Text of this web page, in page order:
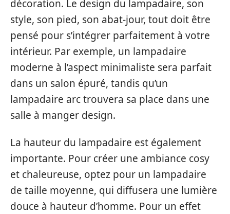
décoration. Le design du lampadaire, son
style, son pied, son abat-jour, tout doit être
pensé pour s’intégrer parfaitement à votre
intérieur. Par exemple, un lampadaire
moderne à l’aspect minimaliste sera parfait
dans un salon épuré, tandis qu’un
lampadaire arc trouvera sa place dans une
salle à manger design.
La hauteur du lampadaire est également
importante. Pour créer une ambiance cosy
et chaleureuse, optez pour un lampadaire
de taille moyenne, qui diffusera une lumière
douce à hauteur d’homme. Pour un effet